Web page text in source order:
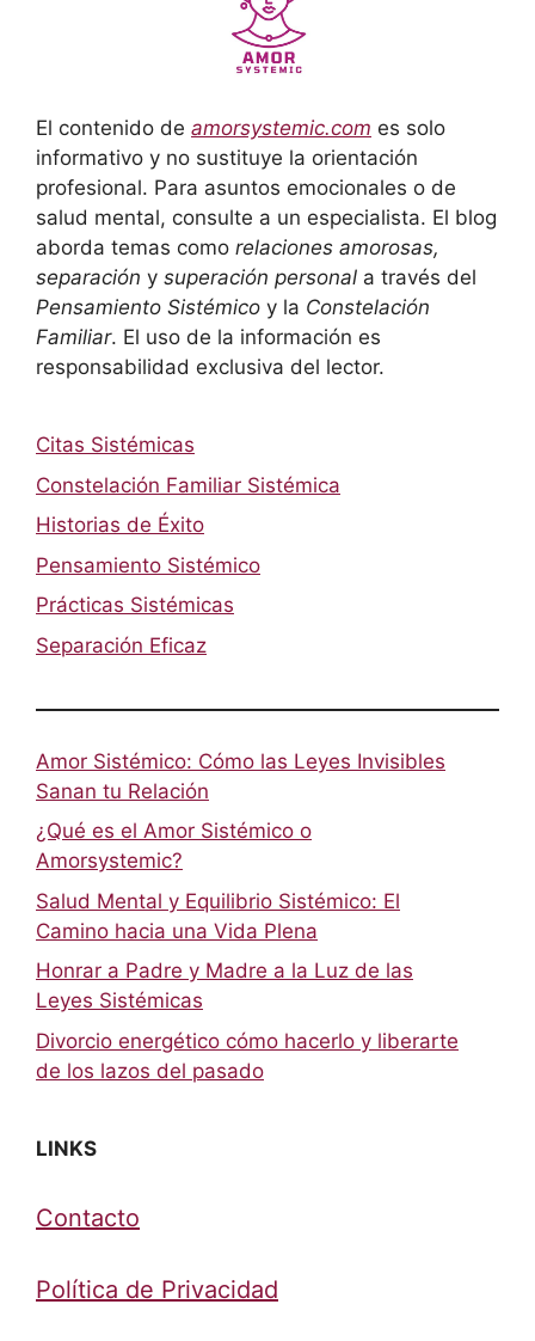
El contenido de amorsystemic.com es solo
informativo y no sustituye la orientación
profesional. Para asuntos emocionales o de
salud mental, consulte a un especialista. El blog
aborda temas como relaciones amorosas,
separación y superación personal a través del
Pensamiento Sistémico y la Constelación
Familiar. El uso de la información es
responsabilidad exclusiva del lector.
Citas Sistémicas
Constelación Familiar Sistémica
Historias de Éxito
Pensamiento Sistémico
Prácticas Sistémicas
Separación Eficaz
Amor Sistémico: Cómo las Leyes Invisibles
Sanan tu Relación
¿Qué es el Amor Sistémico o
Amorsystemic?
Salud Mental y Equilibrio Sistémico: El
Camino hacia una Vida Plena
Honrar a Padre y Madre a la Luz de las
Leyes Sistémicas
Divorcio energético cómo hacerlo y liberarte
de los lazos del pasado
LINKS
Contacto
Política de Privacidad